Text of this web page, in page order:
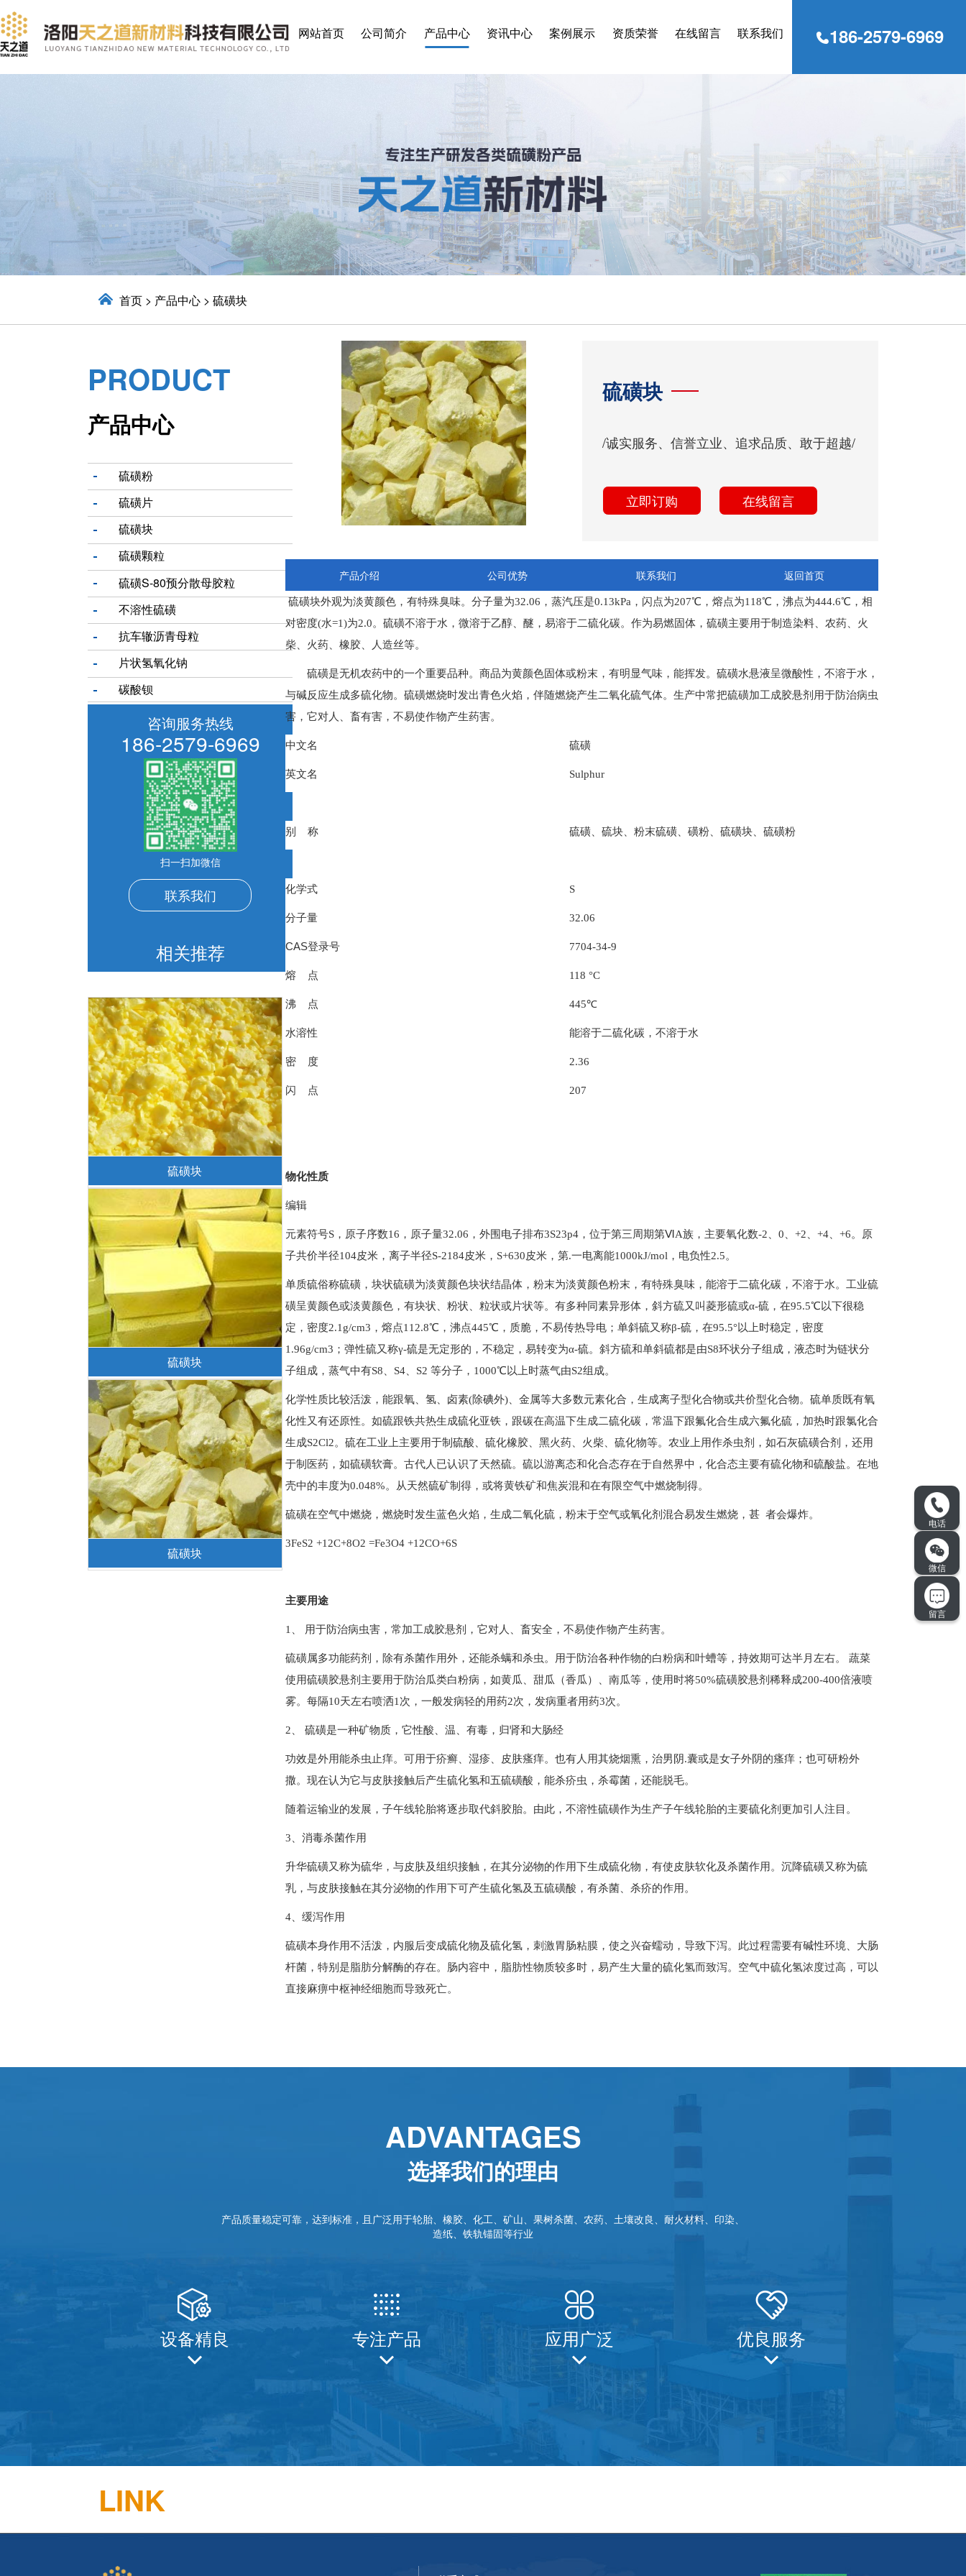
网站首页 公司简介 产品中心 资讯中心 案例展示 资质荣誉 在线留言 联系我们 186-2579-6969
首页 > 产品中心 > 硫磺块
PRODUCT
产品中心
硫磺粉
硫磺片
硫磺块
硫磺颗粒
硫磺S-80预分散母胶粒
不溶性硫磺
抗车辙沥青母粒
片状氢氧化钠
碳酸钡
咨询服务热线
186-2579-6969
扫一扫加微信
联系我们
相关推荐
硫磺块
硫磺块
硫磺块
硫磺块
/诚实服务、信誉立业、追求品质、敢于超越/
立即订购 在线留言
产品介绍 公司优势 联系我们 返回首页
硫磺块外观为淡黄颜色，有特殊臭味。分子量为32.06，蒸汽压是0.13kPa，闪点为207℃，熔点为118℃，沸点为444.6℃，相
对密度(水=1)为2.0。硫磺不溶于水，微溶于乙醇、醚，易溶于二硫化碳。作为易燃固体，硫磺主要用于制造染料、农药、火
柴、火药、橡胶、人造丝等。
硫磺是无机农药中的一个重要品种。商品为黄颜色固体或粉末，有明显气味，能挥发。硫磺水悬液呈微酸性，不溶于水，
与碱反应生成多硫化物。硫磺燃烧时发出青色火焰，伴随燃烧产生二氧化硫气体。生产中常把硫磺加工成胶悬剂用于防治病虫
害，它对人、畜有害，不易使作物产生药害。
中文名 硫磺
英文名 Sulphur
别 称 硫磺、硫块、粉末硫磺、磺粉、硫磺块、硫磺粉
化学式 S
分子量 32.06
CAS登录号 7704-34-9
熔 点 118 °C
沸 点 445℃
水溶性 能溶于二硫化碳，不溶于水
密 度 2.36
闪 点 207
物化性质
编辑
元素符号S，原子序数16，原子量32.06，外围电子排布3S23p4，位于第三周期第ⅥA族，主要氧化数-2、0、+2、+4、+6。原
子共价半径104皮米，离子半径S-2184皮米，S+630皮米，第.一电离能1000kJ/mol，电负性2.5。
单质硫俗称硫磺，块状硫磺为淡黄颜色块状结晶体，粉末为淡黄颜色粉末，有特殊臭味，能溶于二硫化碳，不溶于水。工业硫
磺呈黄颜色或淡黄颜色，有块状、粉状、粒状或片状等。有多种同素异形体，斜方硫又叫菱形硫或α-硫，在95.5℃以下很稳
定，密度2.1g/cm3，熔点112.8℃，沸点445℃，质脆，不易传热导电；单斜硫又称β-硫，在95.5°以上时稳定，密度
1.96g/cm3；弹性硫又称γ-硫是无定形的，不稳定，易转变为α-硫。斜方硫和单斜硫都是由S8环状分子组成，液态时为链状分
子组成，蒸气中有S8、S4、S2 等分子，1000℃以上时蒸气由S2组成。
化学性质比较活泼，能跟氧、氢、卤素(除碘外)、金属等大多数元素化合，生成离子型化合物或共价型化合物。硫单质既有氧
化性又有还原性。如硫跟铁共热生成硫化亚铁，跟碳在高温下生成二硫化碳，常温下跟氟化合生成六氟化硫，加热时跟氯化合
生成S2Cl2。硫在工业上主要用于制硫酸、硫化橡胶、黑火药、火柴、硫化物等。农业上用作杀虫剂，如石灰硫磺合剂，还用
于制医药，如硫磺软膏。古代人已认识了天然硫。硫以游离态和化合态存在于自然界中，化合态主要有硫化物和硫酸盐。在地
壳中的丰度为0.048%。从天然硫矿制得，或将黄铁矿和焦炭混和在有限空气中燃烧制得。
硫磺在空气中燃烧，燃烧时发生蓝色火焰，生成二氧化硫，粉末于空气或氧化剂混合易发生燃烧，甚 者会爆炸。
3FeS2 +12C+8O2 =Fe3O4 +12CO+6S
主要用途
1、 用于防治病虫害，常加工成胶悬剂，它对人、畜安全，不易使作物产生药害。
硫磺属多功能药剂，除有杀菌作用外，还能杀螨和杀虫。用于防治各种作物的白粉病和叶螬等，持效期可达半月左右。 蔬菜
使用硫磺胶悬剂主要用于防治瓜类白粉病，如黄瓜、甜瓜（香瓜）、南瓜等，使用时将50%硫磺胶悬剂稀释成200-400倍液喷
雾。每隔10天左右喷洒1次，一般发病轻的用药2次，发病重者用药3次。
2、 硫磺是一种矿物质，它性酸、温、有毒，归肾和大肠经
功效是外用能杀虫止痒。可用于疥癣、湿疹、皮肤瘙痒。也有人用其烧烟熏，治男阴.囊或是女子外阴的瘙痒；也可研粉外
撒。现在认为它与皮肤接触后产生硫化氢和五硫磺酸，能杀疥虫，杀霉菌，还能脱毛。
随着运输业的发展，子午线轮胎将逐步取代斜胶胎。由此，不溶性硫磺作为生产子午线轮胎的主要硫化剂更加引人注目。
3、消毒杀菌作用
升华硫磺又称为硫华，与皮肤及组织接触，在其分泌物的作用下生成硫化物，有使皮肤软化及杀菌作用。沉降硫磺又称为硫
乳，与皮肤接触在其分泌物的作用下可产生硫化氢及五硫磺酸，有杀菌、杀疥的作用。
4、缓泻作用
硫磺本身作用不活泼，内服后变成硫化物及硫化氢，刺激胃肠粘膜，使之兴奋蠕动，导致下泻。此过程需要有碱性环境、大肠
杆菌，特别是脂肪分解酶的存在。肠内容中，脂肪性物质较多时，易产生大量的硫化氢而致泻。空气中硫化氢浓度过高，可以
直接麻痹中枢神经细胞而导致死亡。
ADVANTAGES
选择我们的理由
产品质量稳定可靠，达到标准，且广泛用于轮胎、橡胶、化工、矿山、果树杀菌、农药、土壤改良、耐火材料、印染、
造纸、铁轨锚固等行业

设备精良

专注产品

应用广泛

优良服务
LINK